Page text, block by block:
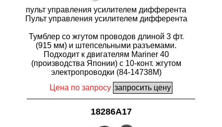
пульт управления усилителем дифферента
Пульт управления усилителем дифферента
Тумблер со жгутом проводов длиной 3 фт.
(915 мм) и штепсельными разъемами.
Подходит к двигателям Mariner 40
(производства Японии) с 10-конт. жгутом
электропроводки (84-14738M)
Цена по запросу
18286A17